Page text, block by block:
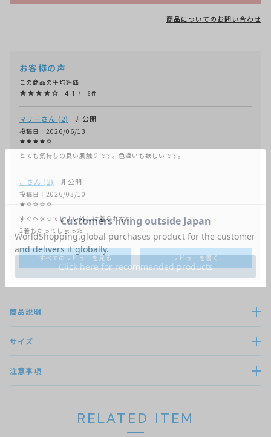
商品についてのお問い合わせ
4.17 6
マリー 2 非公開
投稿日 2026/06/13
とても気持ちの良い肌触りです。色違いも欲しいです。
、 2 非公開
投稿日 2026/03/10
すぐヘタってしまい外には着られない
2着もかってしまった
すべてのレビューを見る レビューを書く
商品説明
サイズ
注意事項
RELATED ITEM